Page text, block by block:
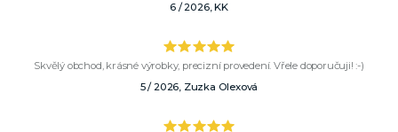
6 / 2026, KK
Skvělý obchod, krásné výrobky, precizní provedení. Vřele doporučuji! :-)
5 / 2026, Zuzka Olexová